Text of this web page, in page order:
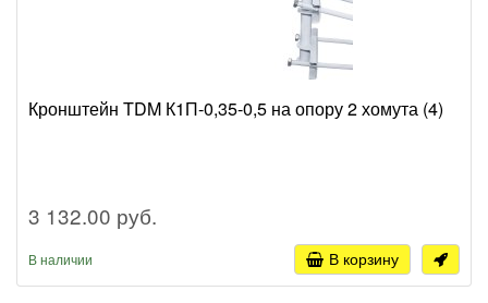
Кронштейн TDM К1П-0,35-0,5 на опору 2 хомута (4)
3 132.00 руб.
В наличии В корзину